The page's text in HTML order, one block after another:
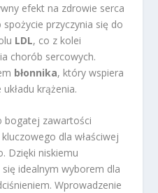
efekt na zdrowie serca
przyczynia się do
LDL, co z kolei
chorób sercowych.
błonnika, który wspiera
krążenia.
bogatej zawartości
dla właściwej
Dzięki niskiemu
idealnym wyborem dla
Wprowadzenie